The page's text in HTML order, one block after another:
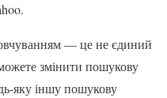
— це не єдиний
змінити пошукову
яку іншу пошукову